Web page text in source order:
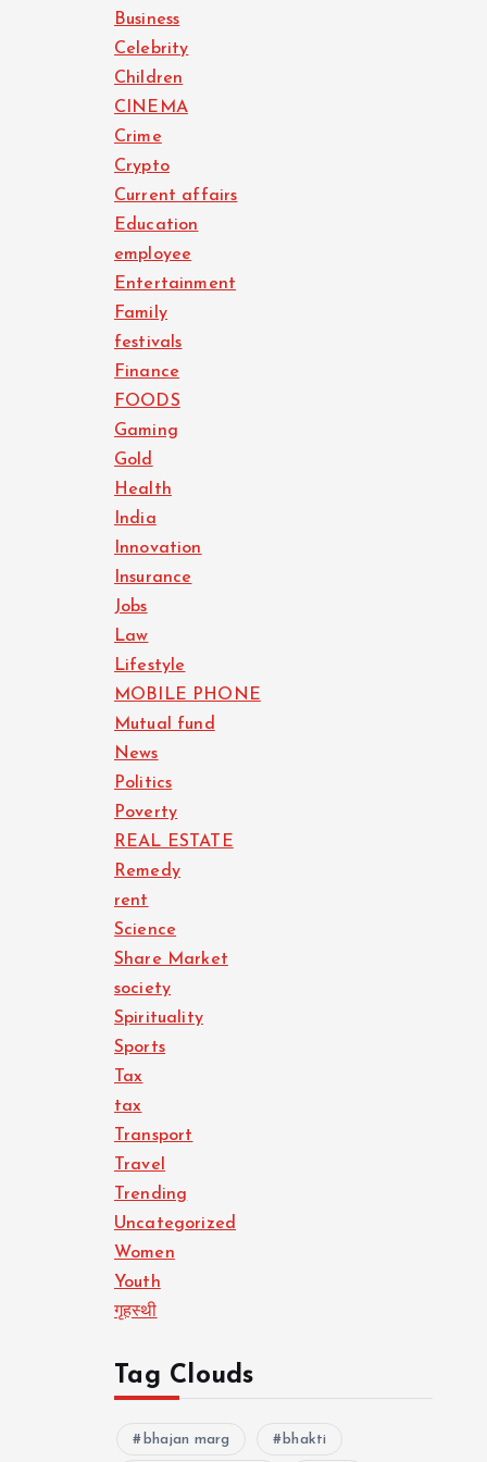
Business
Celebrity
Children
CINEMA
Crime
Crypto
Current affairs
Education
employee
Entertainment
Family
festivals
Finance
FOODS
Gaming
Gold
Health
India
Innovation
Insurance
Jobs
Law
Lifestyle
MOBILE PHONE
Mutual fund
News
Politics
Poverty
REAL ESTATE
Remedy
rent
Science
Share Market
society
Spirituality
Sports
Tax
tax
Transport
Travel
Trending
Uncategorized
Women
Youth
गृहस्थी
Tag Clouds
bhajan marg bhakti